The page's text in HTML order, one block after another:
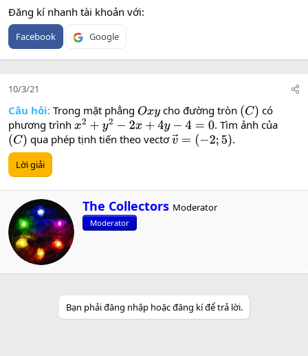
Đăng kí nhanh tài khoản với
Facebook Google
10/3/21
Câu hỏi: Trong mặt phẳng Oxy cho đường tròn (C)
có
phương trình x2 +y2−2 x+ 4y− 4=0
. Tìm ảnh của
(C) qua phép tịnh tiến theo vectơv→= (−2;5) .
Lời giải
W
r
i
n
The Collectors Moderator
Moderator
Bạn phải đăng nhập hoặc đăng kí để trả lời.